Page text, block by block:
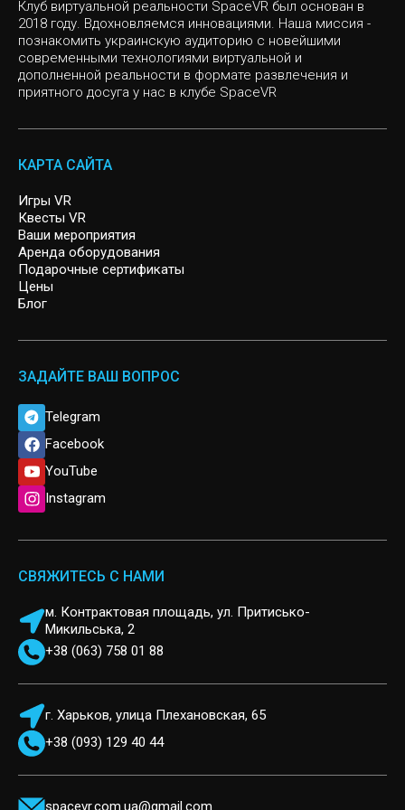
Слоу мо
Инди игры
CHERNOBYL
CYBERPUNK
VR квест, Спасение Мира
SIGNAL LOST
ARCHER
Клуб виртуальной реальности SpaceVR был основан в
2018 году. Вдохновляемся инновациями. Наша миссия -
познакомить украинскую аудиторию с новейшими
современными технологиями виртуальной и
дополненной реальности в формате развлечения и
приятного досуга у нас в клубе SpaceVR
КАРТА САЙТА
Игры VR
Квесты VR
Ваши мероприятия
Аренда оборудования
Подарочные сертификаты
Цены
Блог
ЗАДАЙТЕ ВАШ ВОПРОС
Telegram
Facebook
YouTube
Instagram
СВЯЖИТЕСЬ С НАМИ
м. Контрактовая площадь, ул. Притисько-
Микильська, 2
+38 (063) 758 01 88
г. Харьков, улица Плехановская, 65
+38 (093) 129 40 44
spacevr.com.ua@gmail.com